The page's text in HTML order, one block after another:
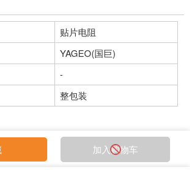
贴片电阻
YAGEO(国巨)
-
整包装
加入购物车